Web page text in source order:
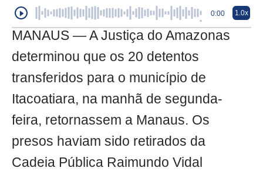
0:00 1.0x
MANAUS — A Justiça do Amazonas
determinou que os 20 detentos
transferidos para o município de
Itacoatiara, na manhã de segunda-
feira, retornassem a Manaus. Os
presos haviam sido retirados da
Cadeia Pública Raimundo Vidal